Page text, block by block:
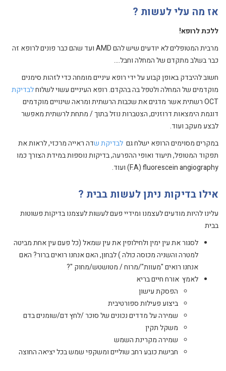
אז מה עלי לעשות ?
ללכת לרופא!
מרבית המטופלים לא יודעים שיש להם AMD ועד שהם כבר פונים לרופא זה
כבר בשלב מתקדם של המחלה וחבל….
חשוב להיבדק באופן קבוע על ידי רופא עיניים מומחה כדי לזהות סימנים
מוקדמים של המחלה ולטפל בה בהקדם.רופא העיניים עשוי לשלוחלבדיקת
OCT רשתית
אשר מדגים את שכבות הרשתית ומראה שינויים מוקדמים
דוגמת הימצאות דרוזנים, הצטברות נוזל בתוך / מתחת לרשתיתמאפשר
לבצע מעקב ועוד.
במקרים מסוימים הרופא ישלח גם לבדיקת שדה ראייה מרכזי, לראות את
תפקוד המטופל, תיעוד ואופי ההפרעה,בדיקות נוספות במידת הצורך כמו
F.A)fluorescein angiography ) ועוד.
אילו בדיקות ניתן לעשות בבית ?
עלינו להיות מודעים לעצמנו ומידיי פעם לעשות לעצמנו בדיקות פשוטות
בבית
לסגור את עין ימין ולחילופין את עין שמאל (כל פעם עין אחת מביטה
למטרה והשניה מכוסה כולה ) לבחון, האם אנחנו רואים ברור? האם
אנחנו רואים "מעוות"/מרוח / מטושטש/מחוק "?
לאמץ אורח חיים בריא
הפסקת עישון
ביצוע פעילות ספורטיבית
שמירה על מדדים נכונים של סוכר /לחץ דם/שומנים בדם
משקל תקין
שמירה מקרינת השמש
חבישת כובע רחב שוליים ומשקפי שמש בכל יציאה החוצה